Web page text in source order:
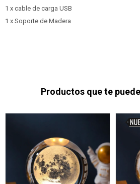
1 x cable de carga USB
1 x Soporte de Madera
Productos que te